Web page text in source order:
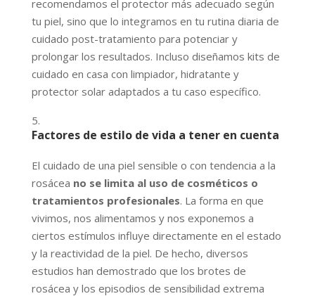
recomendamos el protector más adecuado según
tu piel, sino que lo integramos en tu rutina diaria de
cuidado post-tratamiento para potenciar y
prolongar los resultados. Incluso diseñamos kits de
cuidado en casa con limpiador, hidratante y
protector solar adaptados a tu caso específico.
Factores de estilo de vida a tener en cuenta
El cuidado de una piel sensible o con tendencia a la
rosácea no se limita al uso de cosméticos o
tratamientos profesionales. La forma en que
vivimos, nos alimentamos y nos exponemos a
ciertos estímulos influye directamente en el estado
y la reactividad de la piel. De hecho, diversos
estudios han demostrado que los brotes de
rosácea y los episodios de sensibilidad extrema